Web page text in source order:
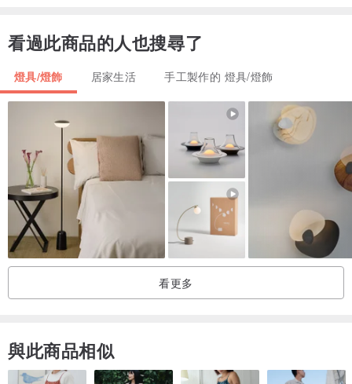
無碎片、裂痕或維修痕跡。
尺寸：
深度：15 厘米
無缺損、裂痕或修補痕跡。
看過此商品的人也搜尋了
燈具/燈飾 居家生活 手工製作的 燈具/燈飾
看更多
與此商品相似